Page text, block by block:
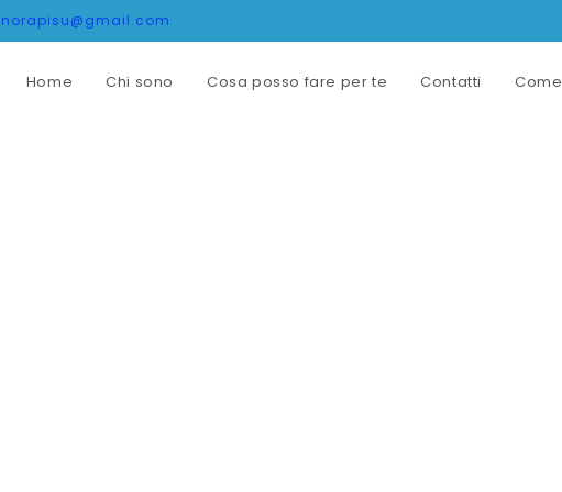
Home Chi sono Cosa posso fare per te Contatti